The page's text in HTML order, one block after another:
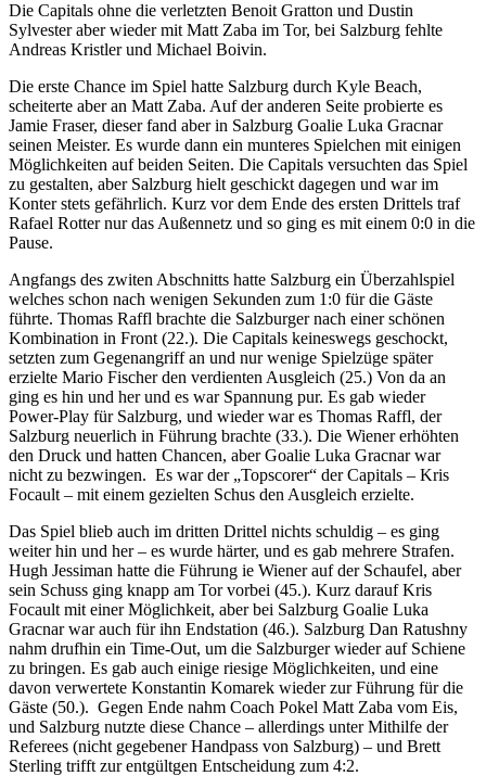
Die Capitals ohne die verletzten Benoit Gratton und Dustin
Sylvester aber wieder mit Matt Zaba im Tor, bei Salzburg fehlte
Andreas Kristler und Michael Boivin.
Die erste Chance im Spiel hatte Salzburg durch Kyle Beach,
scheiterte aber an Matt Zaba. Auf der anderen Seite probierte es
Jamie Fraser, dieser fand aber in Salzburg Goalie Luka Gracnar
seinen Meister. Es wurde dann ein munteres Spielchen mit einigen
Möglichkeiten auf beiden Seiten. Die Capitals versuchten das Spiel
zu gestalten, aber Salzburg hielt geschickt dagegen und war im
Konter stets gefährlich. Kurz vor dem Ende des ersten Drittels traf
Rafael Rotter nur das Außennetz und so ging es mit einem 0:0 in die
Pause.
Angfangs des zwiten Abschnitts hatte Salzburg ein Überzahlspiel
welches schon nach wenigen Sekunden zum 1:0 für die Gäste
führte. Thomas Raffl brachte die Salzburger nach einer schönen
Kombination in Front (22.). Die Capitals keineswegs geschockt,
setzten zum Gegenangriff an und nur wenige Spielzüge später
erzielte Mario Fischer den verdienten Ausgleich (25.) Von da an
ging es hin und her und es war Spannung pur. Es gab wieder
Power-Play für Salzburg, und wieder war es Thomas Raffl, der
Salzburg neuerlich in Führung brachte (33.). Die Wiener erhöhten
den Druck und hatten Chancen, aber Goalie Luka Gracnar war
nicht zu bezwingen. Es war der „Topscorer“ der Capitals – Kris
Focault – mit einem gezielten Schus den Ausgleich erzielte.
Das Spiel blieb auch im dritten Drittel nichts schuldig – es ging
weiter hin und her – es wurde härter, und es gab mehrere Strafen.
Hugh Jessiman hatte die Führung ie Wiener auf der Schaufel, aber
sein Schuss ging knapp am Tor vorbei (45.). Kurz darauf Kris
Focault mit einer Möglichkeit, aber bei Salzburg Goalie Luka
Gracnar war auch für ihn Endstation (46.). Salzburg Dan Ratushny
nahm drufhin ein Time-Out, um die Salzburger wieder auf Schiene
zu bringen. Es gab auch einige riesige Möglichkeiten, und eine
davon verwertete Konstantin Komarek wieder zur Führung für die
Gäste (50.). Gegen Ende nahm Coach Pokel Matt Zaba vom Eis,
und Salzburg nutzte diese Chance – allerdings unter Mithilfe der
Referees (nicht gegebener Handpass von Salzburg) – und Brett
Sterling trifft zur entgültgen Entscheidung zum 4:2.